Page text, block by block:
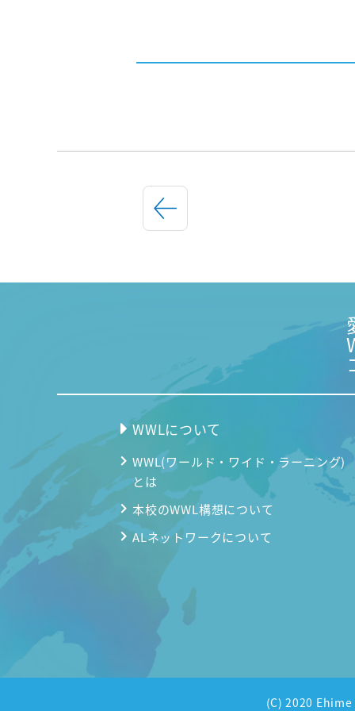
WWLについて
WWL(ワールド・ワイド・ラーニング)
とは
本校のWWL構想について
ALネットワークについて
(C) 2020